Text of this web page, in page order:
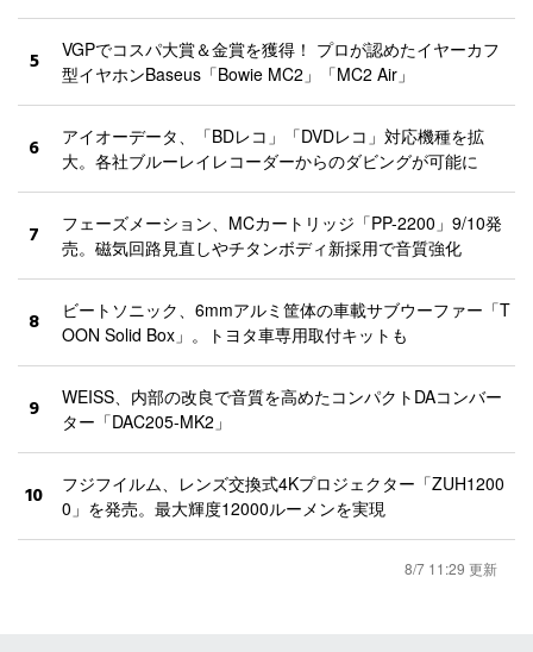
5
VGPでコスパ大賞＆金賞を獲得！ プロが認めたイヤーカフ
型イヤホンBaseus「Bowie MC2」「MC2 Air」
6
アイオーデータ、「BDレコ」「DVDレコ」対応機種を拡
大。各社ブルーレイレコーダーからのダビングが可能に
7
フェーズメーション、MCカートリッジ「PP-2200」9/10発
売。磁気回路見直しやチタンボディ新採用で音質強化
8
ビートソニック、6mmアルミ筐体の車載サブウーファー「T
OON Solid Box」。トヨタ車専用取付キットも
9
WEISS、内部の改良で音質を高めたコンパクトDAコンバー
ター「DAC205-MK2」
10
フジフイルム、レンズ交換式4Kプロジェクター「ZUH1200
0」を発売。最大輝度12000ルーメンを実現
8/7 11:29 更新